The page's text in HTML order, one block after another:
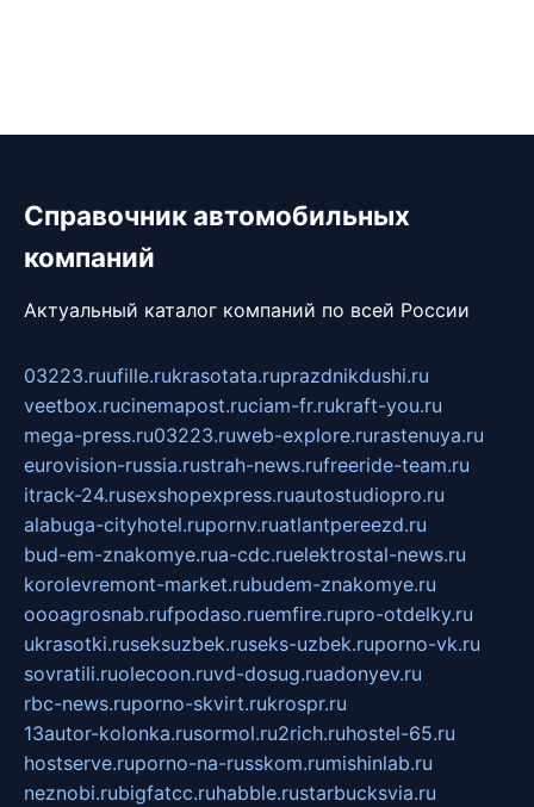
Справочник автомобильных
компаний
Актуальный каталог компаний по всей России
03223.ruufille.rukrasotata.ruprazdnikdushi.ru
veetbox.rucinemapost.ruciam-fr.rukraft-you.ru
mega-press.ru03223.ruweb-explore.rurastenuya.ru
eurovision-russia.rustrah-news.rufreeride-team.ru
itrack-24.rusexshopexpress.ruautostudiopro.ru
alabuga-cityhotel.rupornv.ruatlantpereezd.ru
bud-em-znakomye.rua-cdc.ruelektrostal-news.ru
korolevremont-market.rubudem-znakomye.ru
oooagrosnab.rufpodaso.ruemfire.rupro-otdelky.ru
ukrasotki.ruseksuzbek.ruseks-uzbek.ruporno-vk.ru
sovratili.ruolecoon.ruvd-dosug.ruadonyev.ru
rbc-news.ruporno-skvirt.rukrospr.ru
13autor-kolonka.rusormol.ru2rich.ruhostel-65.ru
hostserve.ruporno-na-russkom.rumishinlab.ru
neznobi.rubigfatcc.ruhabble.rustarbucksvia.ru